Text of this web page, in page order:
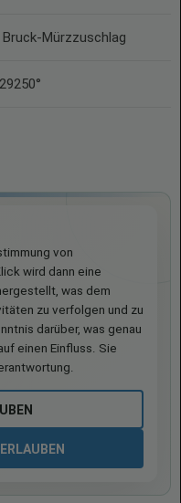
Mürzzuschlag
von
wird dann eine
was dem
zu verfolgen und zu
darüber, was genau
einen Einfluss. Sie